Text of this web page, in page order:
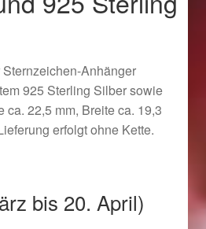
Ostern 2019
Ostern 2020
Ostern 2021
Anhänger
925 Sterling Silber sowie
ca. 22,5 mm, Breite ca. 19,3
erfolgt ohne Kette.
bis 20. April)